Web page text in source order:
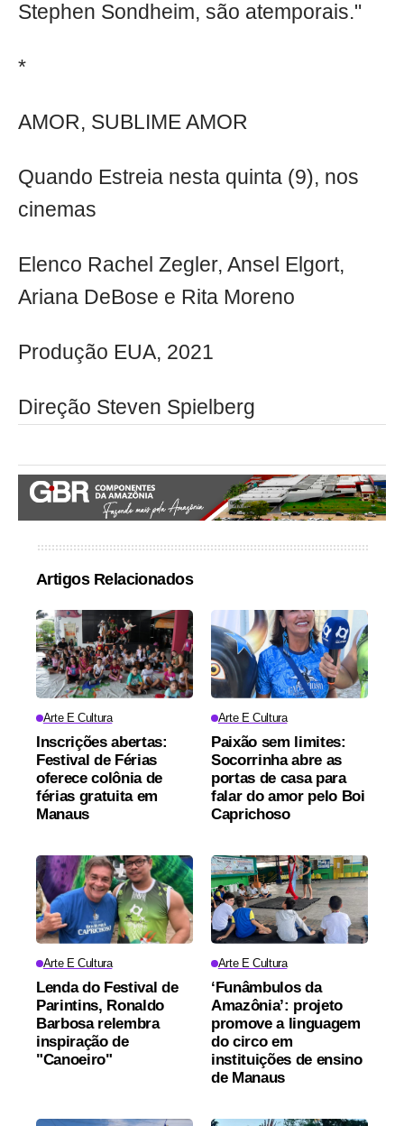
Stephen Sondheim, são atemporais."
*
AMOR, SUBLIME AMOR
Quando Estreia nesta quinta (9), nos
cinemas
Elenco Rachel Zegler, Ansel Elgort,
Ariana DeBose e Rita Moreno
Produção EUA, 2021
Direção Steven Spielberg
Artigos Relacionados
Arte E Cultura
Inscrições abertas:
Festival de Férias
oferece colônia de
férias gratuita em
Manaus
Arte E Cultura
Paixão sem limites:
Socorrinha abre as
portas de casa para
falar do amor pelo Boi
Caprichoso
Arte E Cultura
Lenda do Festival de
Parintins, Ronaldo
Barbosa relembra
inspiração de
"Canoeiro"
Arte E Cultura
‘Funâmbulos da
Amazônia’: projeto
promove a linguagem
do circo em
instituições de ensino
de Manaus